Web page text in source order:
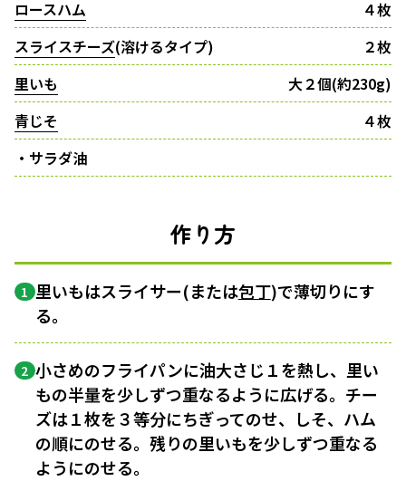
ロースハム
４枚
スライスチーズ(溶けるタイプ)
２枚
里いも
大２個(約230g)
青じそ
４枚
・サラダ油
作り方
1 里いもはスライサー(または包丁)で薄切りにす
る。
2 小さめのフライパンに油大さじ１を熱し、里い
もの半量を少しずつ重なるように広げる。チー
ズは１枚を３等分にちぎってのせ、しそ、ハム
の順にのせる。残りの里いもを少しずつ重なる
ようにのせる。